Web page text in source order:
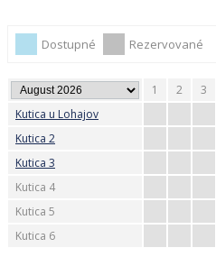
Dostupné Rezervované
1 2 3
Kutica u Lohajov
Kutica 2
Kutica 3
Kutica 4
Kutica 5
Kutica 6